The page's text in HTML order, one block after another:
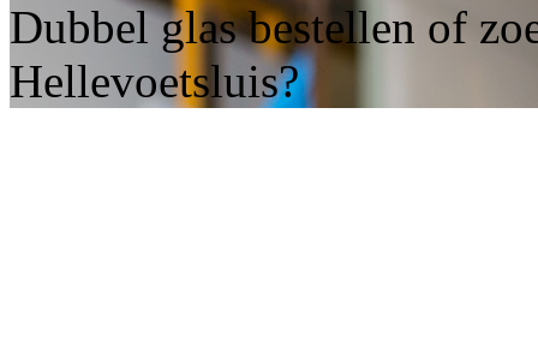
Dubbel glas bestellen of
Hellevoetsluis?